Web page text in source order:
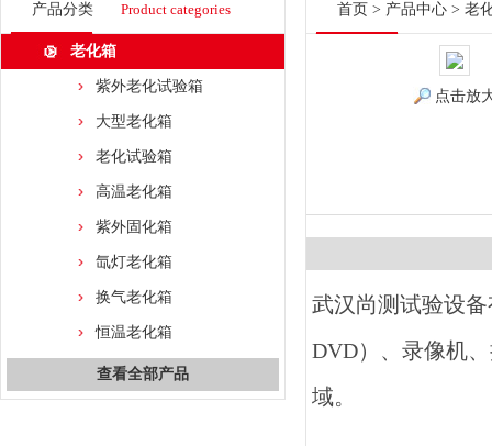
产品分类 Product categories
老化箱
紫外老化试验箱
大型老化箱
老化试验箱
高温老化箱
紫外固化箱
氙灯老化箱
换气老化箱
恒温老化箱
查看全部产品
首页 > 产品中心 > 老
点击放
武汉尚测试验设
DVD）、录像机
域。